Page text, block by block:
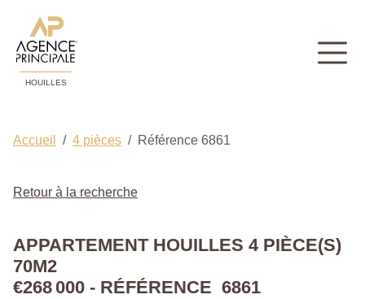
HOUILLES
Accueil 4 pièces Référence 6861
Retour à la recherche
APPARTEMENT HOUILLES 4 PIÈCE(S)
70M2
€268 000 - RÉFÉRENCE 6861